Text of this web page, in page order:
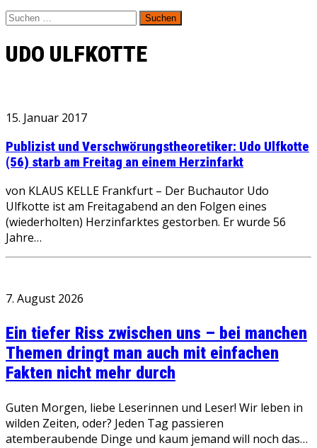
Suchen
nach:
UDO ULFKOTTE
15. Januar 2017
Publizist und Verschwörungstheoretiker: Udo Ulfkotte
(56) starb am Freitag an einem Herzinfarkt
von KLAUS KELLE Frankfurt – Der Buchautor Udo
Ulfkotte ist am Freitagabend an den Folgen eines
(wiederholten) Herzinfarktes gestorben. Er wurde 56
Jahre…
7. August 2026
Ein tiefer Riss zwischen uns – bei manchen
Themen dringt man auch mit einfachen
Fakten nicht mehr durch
Guten Morgen, liebe Leserinnen und Leser! Wir leben in
wilden Zeiten, oder? Jeden Tag passieren
atemberaubende Dinge und kaum jemand will noch das…